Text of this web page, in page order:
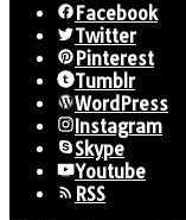
Facebook
Twitter
Pinterest
Tumblr
WordPress
Instagram
Skype
Youtube
RSS